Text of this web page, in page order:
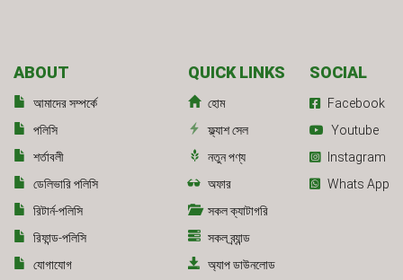
ABOUT
আমাদের সম্পর্কে
পলিসি
শর্তাবলী
ডেলিভারি পলিসি
রিটার্ন-পলিসি
রিফান্ড-পলিসি
যোগাযোগ
QUICK LINKS
হোম
ফ্ল্যাশ সেল
নতুন পণ্য
অফার
সকল ক্যাটাগরি
সকল ব্র্যান্ড
অ্যাপ ডাউনলোড
SOCIAL
Facebook
Youtube
Instagram
Whats App